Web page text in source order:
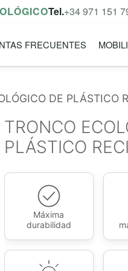
Tel.+34 971 151
FRECUENTES
DE PLÁSTICO
TRONCO
PLÁSTICO
Máxima
durabilidad